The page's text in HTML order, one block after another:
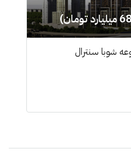
شوبا سنترال